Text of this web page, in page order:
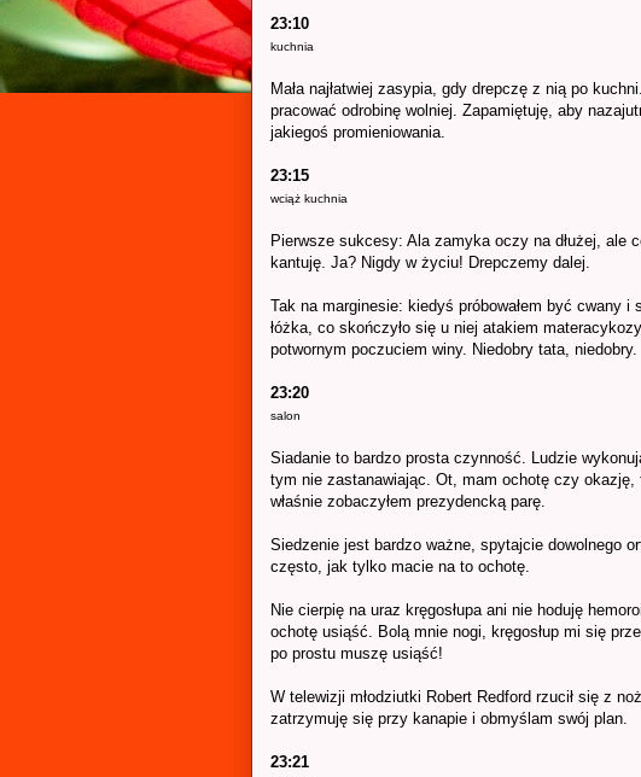
23:10
kuchnia
Mała najłatwiej zasypia, gdy drepczę z nią po
pracować odrobinę wolniej. Zapamiętuję, aby
jakiegoś promieniowania.
23:15
wciąż kuchnia
Pierwsze sukcesy: Ala zamyka oczy na dłużej, ale
kantuję. Ja? Nigdy w życiu! Drepczemy dalej.
Tak na marginesie: kiedyś próbowałem być cwany i
łóżka, co skończyło się u niej atakiem
potwornym poczuciem winy. Niedobry tata, niedobry.
23:20
salon
Siadanie to bardzo prosta czynność. Ludzie
tym nie zastanawiając. Ot, mam ochotę czy
właśnie zobaczyłem prezydencką parę.
Siedzenie jest bardzo ważne, spytajcie dowolnego
często, jak tylko macie na to ochotę.
Nie cierpię na uraz kręgosłupa ani nie hoduję
ochotę usiąść. Bolą mnie nogi, kręgosłup mi się
po prostu muszę usiąść!
W telewizji młodziutki Robert Redford rzucił się z
zatrzymuję się przy kanapie i obmyślam swój plan.
23:21